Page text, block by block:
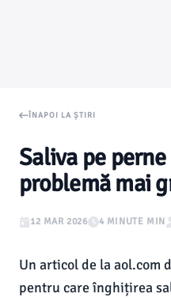
ÎNAPOI LA ȘTIRI
Saliva pe
problemă mai
12 MAR 2026 4 MINUTE MIN
Un articol de la aol.com
pentru care înghițirea